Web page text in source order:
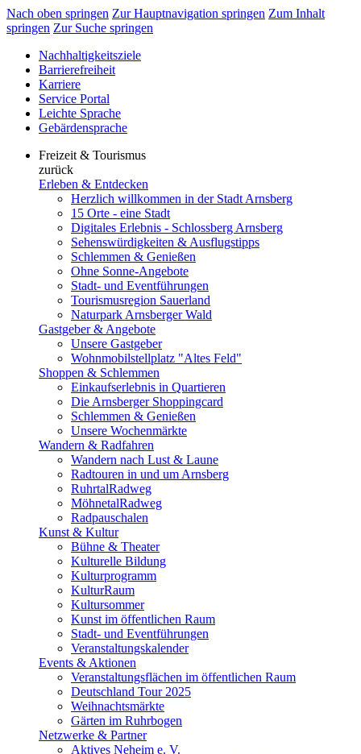
Nach oben springen Zur Hauptnavigation springen Zum Inhalt
springen Zur Suche springen
Nachhaltigkeitsziele
Barrierefreiheit
Karriere
Service Portal
Leichte Sprache
Gebärdensprache
Freizeit & Tourismus
zurück
Erleben & Entdecken
Herzlich willkommen in der Stadt Arnsberg
15 Orte - eine Stadt
Digitales Erlebnis - Schlossberg Arnsberg
Sehenswürdigkeiten & Ausflugstipps
Schlemmen & Genießen
Ohne Sonne-Angebote
Stadt- und Eventführungen
Tourismusregion Sauerland
Naturpark Arnsberger Wald
Gastgeber & Angebote
Unsere Gastgeber
Wohnmobilstellplatz "Altes Feld"
Shoppen & Schlemmen
Einkaufserlebnis in Quartieren
Die Arnsberger Shoppingcard
Schlemmen & Genießen
Unsere Wochenmärkte
Wandern & Radfahren
Wandern nach Lust & Laune
Radtouren in und um Arnsberg
RuhrtalRadweg
MöhnetalRadweg
Radpauschalen
Kunst & Kultur
Bühne & Theater
Kulturelle Bildung
Kulturprogramm
KulturRaum
Kultursommer
Kunst im öffentlichen Raum
Stadt- und Eventführungen
Veranstaltungskalender
Events & Aktionen
Veranstaltungsflächen im öffentlichen Raum
Deutschland Tour 2025
Weihnachtsmärkte
Gärten im Ruhrbogen
Netzwerke & Partner
Aktives Neheim e. V.